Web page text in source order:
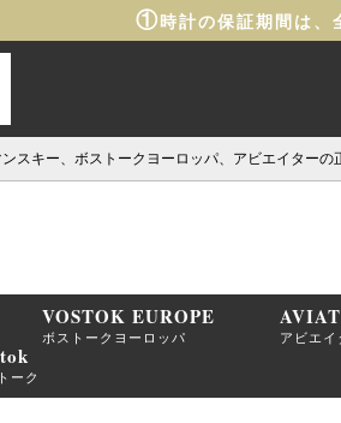
① 時計の保証期間は、
スキー、ボストークヨーロッパ、アビエイター
VOSTOK EUROPE
ボストークヨーロッパ アビエイ
ーク